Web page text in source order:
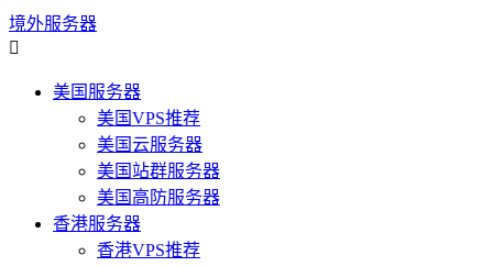
境外服务器

美国服务器
美国VPS推荐
美国云服务器
美国站群服务器
美国高防服务器
香港服务器
香港VPS推荐